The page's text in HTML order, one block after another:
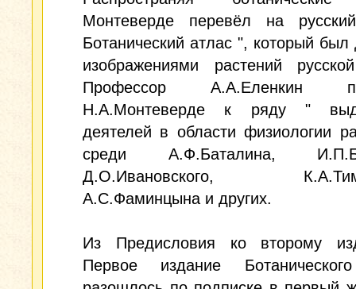
Монтеверде перевёл на
Ботанический атлас ", который был
изображениями растений
Профессор А.А.Еленкин
Н.А.Монтеверде к ряду "
деятелей в области физиологии
среди А.Ф.Баталина,
Д.О.Ивановского,
А.С.Фаминцына и других.
Из Предисловия ко второму
Первое издание